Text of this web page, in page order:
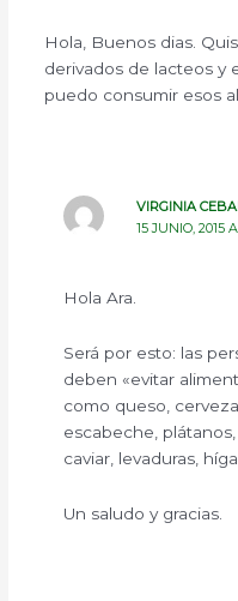
Hola, Buenos dias.
derivados de lacteos y
puedo consumir esos
VIRGINIA
15 JUNIO, 2015
Hola Ara.
Será por esto: las
deben «evitar
como queso,
escabeche,
caviar, levaduras,
Un saludo y gracias.